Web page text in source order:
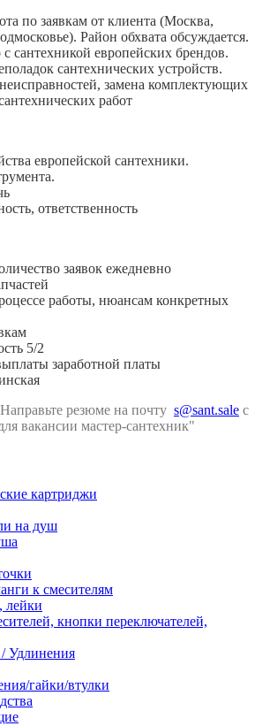
по заявкам от клиента (Москва,
Район обхвата обсуждается.
с сантехникой европейских брендов.
сантехнических устройств.
замена комплектующих
работ
европейской сантехники.
ответственность
заявок ежедневно
работы, нюансам конкретных
5/2
заработной платы
резюме на почту s@sant.sale с
вакансии мастер-сантехник"
картриджи
на душ
к смесителям
лейки
кнопки переключателей,
Удлинения
гайки/втулки